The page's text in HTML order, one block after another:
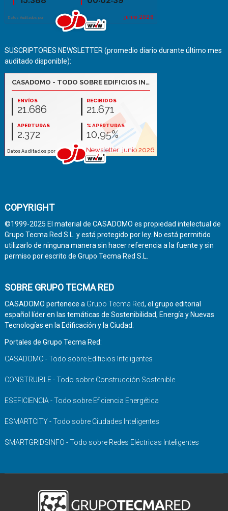
SUSCRIPTORES NEWSLETTER (promedio diario durante último mes
auditado disponible):
COPYRIGHT
©1999-2025 El material de CASADOMO es propiedad intelectual de
Grupo Tecma Red S.L. y está protegido por ley. No está permitido
utilizarlo de ninguna manera sin hacer referencia a la fuente y sin
permiso por escrito de Grupo Tecma Red S.L.
SOBRE GRUPO TECMA RED
CASADOMO pertenece a Grupo Tecma Red, el grupo editorial
español líder en las temáticas de Sostenibilidad, Energía y Nuevas
Tecnologías en la Edificación y la Ciudad.
Portales de Grupo Tecma Red:
CASADOMO - Todo sobre Edificios Inteligentes
CONSTRUIBLE - Todo sobre Construcción Sostenible
ESEFICIENCIA - Todo sobre Eficiencia Energética
ESMARTCITY - Todo sobre Ciudades Inteligentes
SMARTGRIDSINFO - Todo sobre Redes Eléctricas Inteligentes